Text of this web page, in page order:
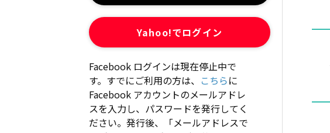
Yahoo!でログイン
Facebook ログインは現在停止中で
す。すでにご利用の方は、 こちらに
Facebook アカウントのメールアドレ
スを入力し、パスワードを発行してく
ださい。発行後、「メールアドレスで